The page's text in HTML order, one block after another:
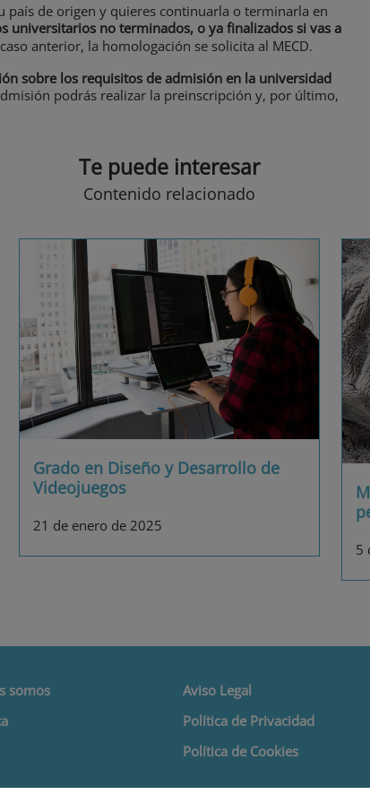
de origen y quieres continuarla o terminarla en
universitarios no terminados, o ya finalizados si vas a
anterior, la homologación se solicita al MECD.
sobre los requisitos de admisión en la universidad
podrás realizar la preinscripción y, por último,
Te puede interesar
Contenido relacionado
Grado en Diseño y Desarrollo de
Videojuegos
21 de enero de 2025
5
somos
Aviso Legal
Política de Privacidad
Política de Cookies